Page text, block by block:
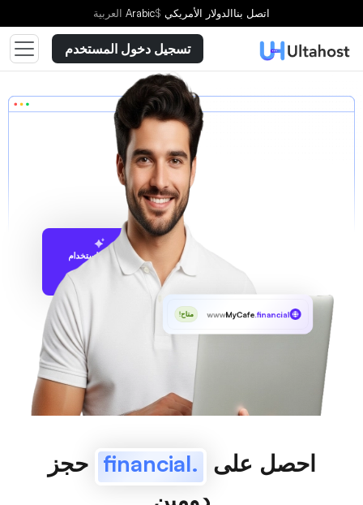
اتصل بناالدولار الأمريكي $
Arabic العربية
تسجيل دخول المستخدم
الاقتراح باستخدام
wwwMyCafe .financial متاح!
احصل على .financial
حجز